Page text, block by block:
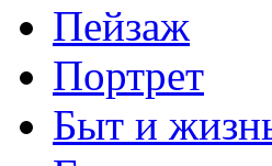
Пейзаж
Портрет
Быт и